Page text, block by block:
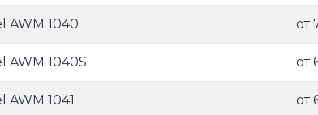
AWM 1040 от
AWM 1040S от
1041 от